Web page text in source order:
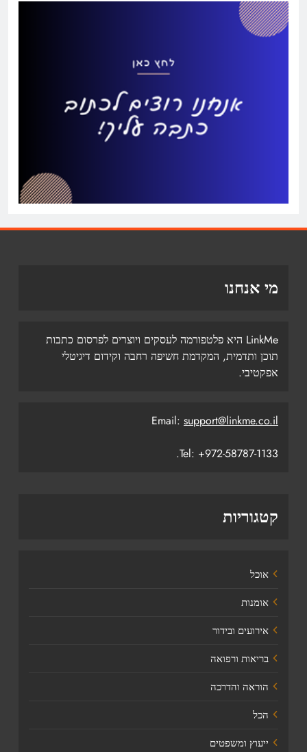
מי אנחנו
LinkMe היא פלטפורמה לעסקים ויוצרים לפרסום כתבות
תוכן ותדמית, המקדמת חשיפה רחבה וקידום דיגיטלי
אפקטיבי.
Email: support@linkme.co.il
Tel: +972-58787-1133.
קטגוריות
אוכל
אומנות
אירועים ובידור
בריאות ורפואה
הוראה והדרכה
הכל
ייעוץ ומשפטים